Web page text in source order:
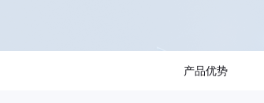
产品优势